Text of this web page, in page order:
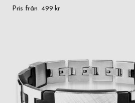
Pris från 499 kr